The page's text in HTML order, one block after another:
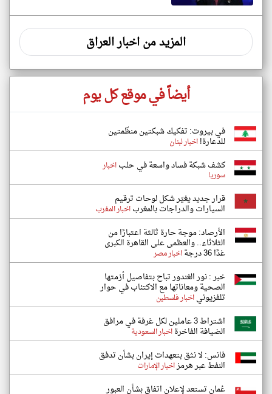
المزيد من اخبار العراق
أيضاً في موقع كل يوم
في بيروت: تفكيك شبكتين منظّمتين
للدعارة!اخبار لبنان
كشف شبكة فساد واسعة في حلباخبار
سوريا
قرار جديد يغيّر شكل لوحات ترقيم
السيارات والدراجات بالمغرباخبار المغرب
الأرصاد: موجة حارة ثالثة اعتبارًا من
الثلاثاء.. والعظمى على القاهرة الكبرى
غدًا 36 درجة اخبار مصر
خبر : نور الغندور تباح بتفاصيل أزمتها
الصحية ومعاناتها مع الاكتئاب في حوار
تلفزيونياخبار فلسطين
اشتراط 3 عاملين لكل غرفة في مرافق
الضيافة الفاخرةاخبار السعودية
فانس: لا نثق بتعهدات إيران بشأن تدفق
النفط عبر هرمزاخبار الإمارات
عُمان تستعد لإعلان اتفاق بشأن العبور